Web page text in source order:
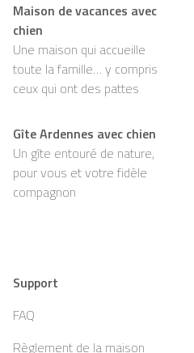
Maison de vacances avec
chien
Une maison qui accueille
toute la famille… y compris
ceux qui ont des pattes
Gîte Ardennes avec chien
Un gîte entouré de nature,
pour vous et votre fidèle
compagnon
Support
FAQ
Règlement de la maison